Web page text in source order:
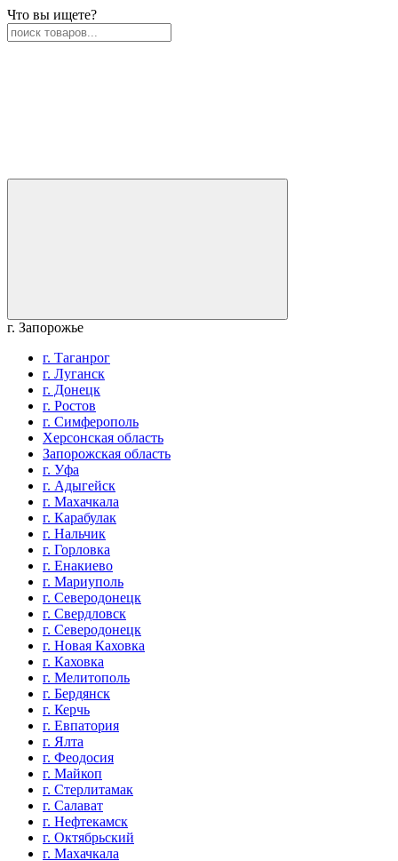
Что вы ищете?
г. Запорожье
г. Таганрог
г. Луганск
г. Донецк
г. Ростов
г. Симферополь
Херсонская область
Запорожская область
г. Уфа
г. Адыгейск
г. Махачкала
г. Карабулак
г. Нальчик
г. Горловка
г. Енакиево
г. Мариуполь
г. Северодонецк
г. Свердловск
г. Северодонецк
г. Новая Каховка
г. Каховка
г. Мелитополь
г. Бердянск
г. Керчь
г. Евпатория
г. Ялта
г. Феодосия
г. Майкоп
г. Стерлитамак
г. Салават
г. Нефтекамск
г. Октябрьский
г. Махачкала